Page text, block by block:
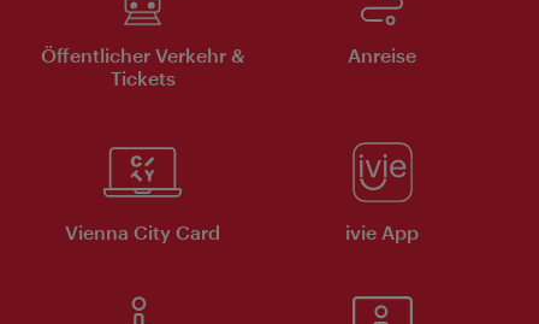
Öffentlicher Verkehr &
Tickets
Anreise
Vienna City Card ivie App